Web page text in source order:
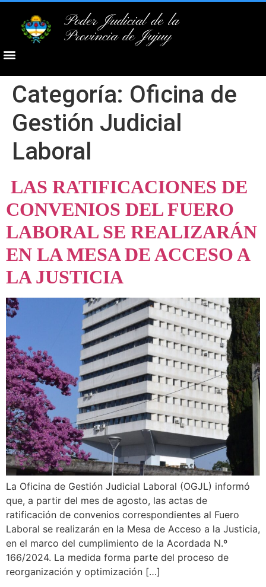
Poder Judicial de la
Provincia de Jujuy
Categoría: Oficina de
Gestión Judicial
Laboral
LAS RATIFICACIONES DE
CONVENIOS DEL FUERO
LABORAL SE REALIZARÁN
EN LA MESA DE ACCESO A
LA JUSTICIA
La Oficina de Gestión Judicial Laboral (OGJL) informó
que, a partir del mes de agosto, las actas de
ratificación de convenios correspondientes al Fuero
Laboral se realizarán en la Mesa de Acceso a la Justicia,
en el marco del cumplimiento de la Acordada N.º
166/2024. La medida forma parte del proceso de
reorganización y optimización […]